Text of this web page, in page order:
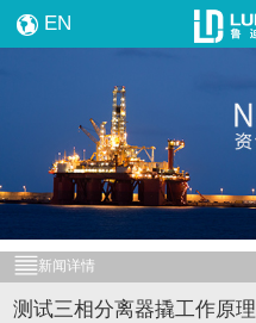
EN
新闻详情
测试三相分离器撬工作原理